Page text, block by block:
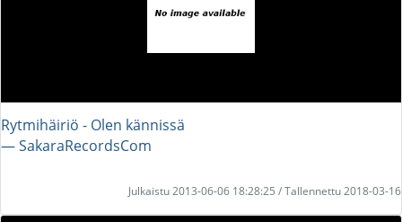
Rytmihäiriö - Olen kännissä
― SakaraRecordsCom
Julkaistu 2013-06-06 18:28:25 / Tallennettu 2018-03-16